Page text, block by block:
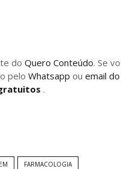
do Quero Conteúdo. Se
pelo Whatsapp ou email
.
FARMACOLOGIA